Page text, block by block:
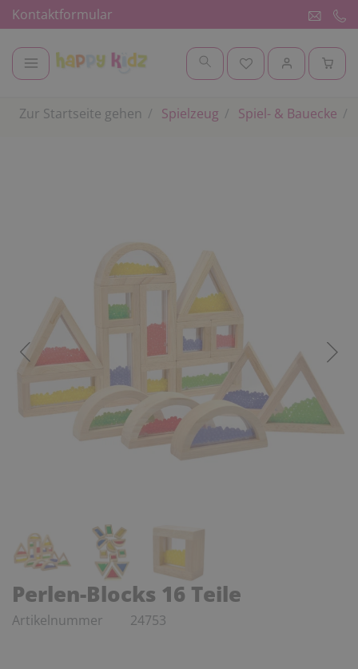
Kontaktformular
Zur Startseite gehen Spielzeug Spiel- & Bauecke
Perlen-Blocks 16 Teile
Artikelnummer 24753